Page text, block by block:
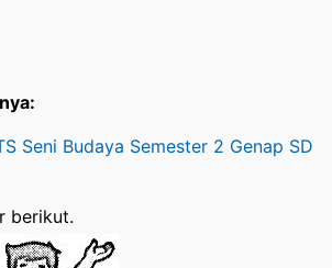
Seni Budaya Semester 2 Genap SD
berikut.